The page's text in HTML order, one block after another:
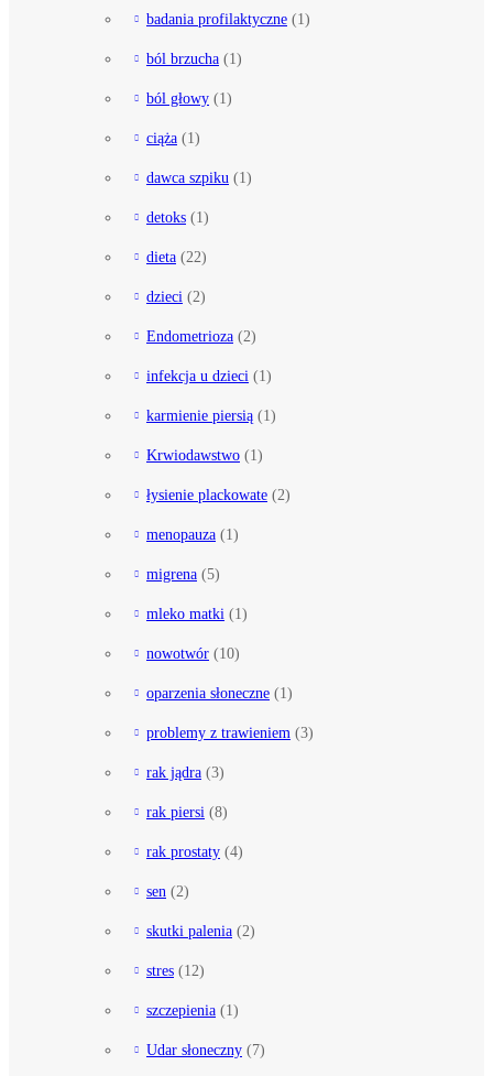
badania profilaktyczne (1)
ból brzucha (1)
ból głowy (1)
ciąża (1)
dawca szpiku (1)
detoks (1)
dieta (22)
dzieci (2)
Endometrioza (2)
infekcja u dzieci (1)
karmienie piersią (1)
Krwiodawstwo (1)
łysienie plackowate (2)
menopauza (1)
migrena (5)
mleko matki (1)
nowotwór (10)
oparzenia słoneczne (1)
problemy z trawieniem (3)
rak jądra (3)
rak piersi (8)
rak prostaty (4)
sen (2)
skutki palenia (2)
stres (12)
szczepienia (1)
Udar słoneczny (7)